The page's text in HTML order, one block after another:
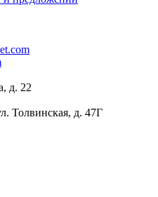
д. 22
Толвинская, д. 47Г